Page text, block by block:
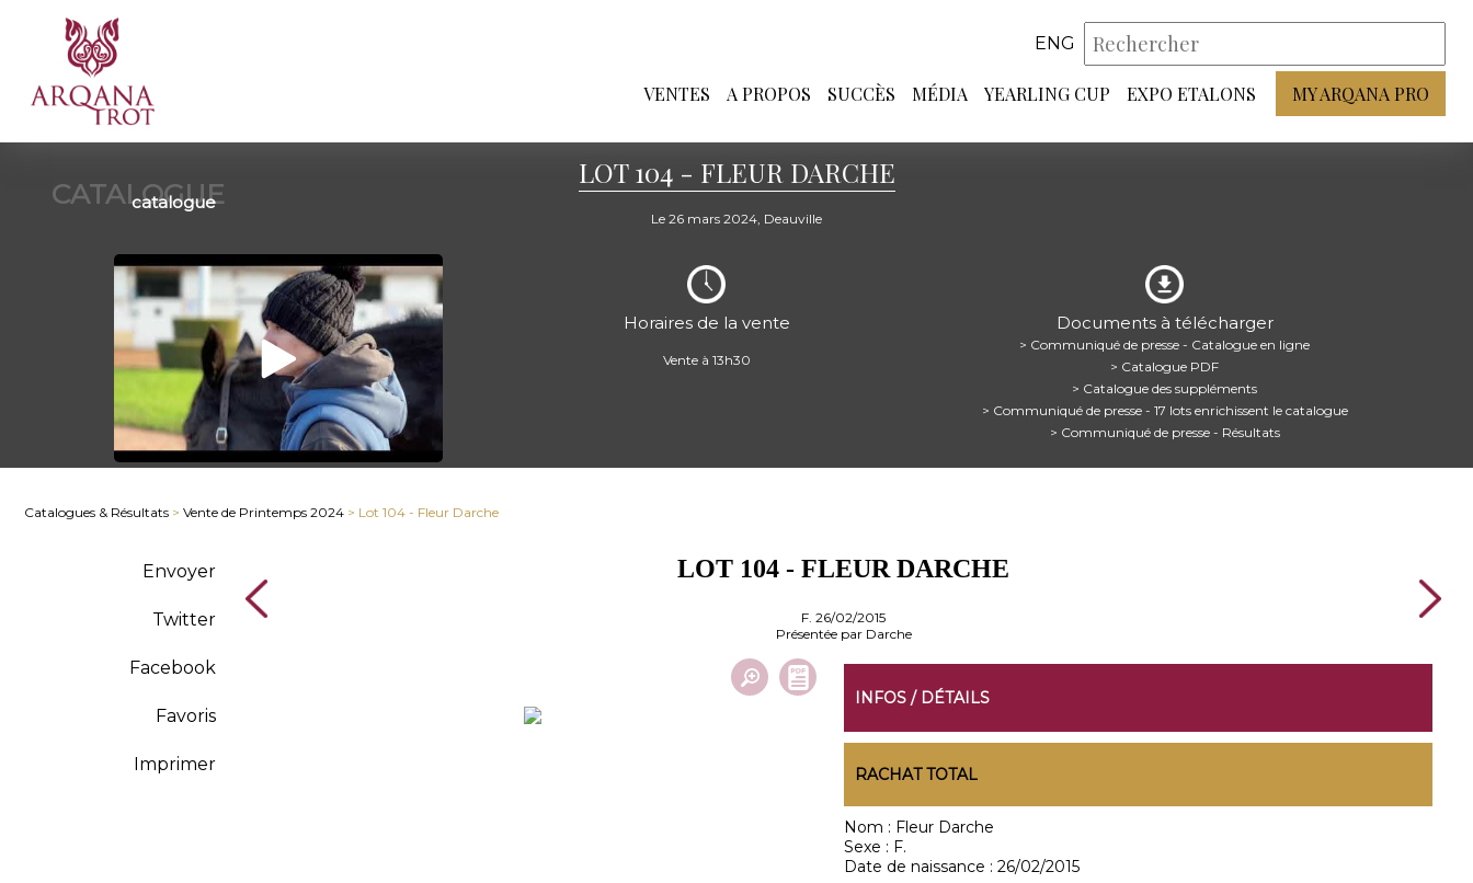
ENG
VENTES A PROPOS SUCCÈS MÉDIA YEARLING CUP EXPO ETALONS MY ARQANA PRO
CATALOGUE
catalogue
LOT 104 - FLEUR DARCHE
Le 26 mars 2024, Deauville
Horaires de la vente
Vente à 13h30
Documents à télécharger
> Communiqué de presse - Catalogue en ligne
> Catalogue PDF
> Catalogue des suppléments
> Communiqué de presse - 17 lots enrichissent le catalogue
> Communiqué de presse - Résultats
Catalogues & Résultats > Vente de Printemps 2024 > Lot 104 - Fleur Darche
Envoyer
Twitter
Facebook
Favoris
Imprimer
LOT 104 - FLEUR DARCHE
F. 26/02/2015
Présentée par Darche
INFOS / DÉTAILS
RACHAT TOTAL
Nom : Fleur Darche
Sexe : F.
Date de naissance : 26/02/2015